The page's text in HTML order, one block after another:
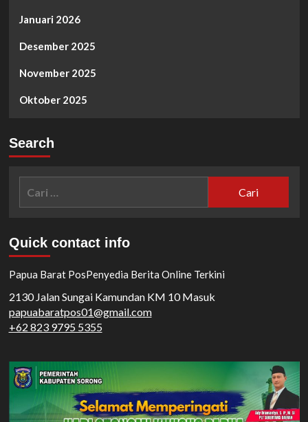
Januari 2026
Desember 2025
November 2025
Oktober 2025
Search
Quick contact info
Papua Barat PosPenyedia Berita Online Terkini
2130 Jalan Sungai Kamundan KM 10 Masuk
papuabaratpos01@gmail.com
+62 823 9795 5355